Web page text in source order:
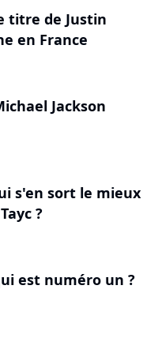
titre de Justin
en France
Jackson
s'en sort le mieux
?
est numéro un ?